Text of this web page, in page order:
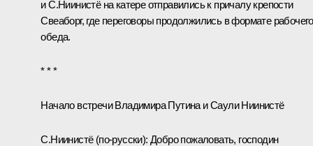
и С.Ниинистё на катере отправились к причалу крепости
Свеаборг, где переговоры продолжились в формате рабочего
обеда.
* * *
Начало встречи Владимира Путина и Саули Ниинистё
С.Ниинистё (по-русски): Добро пожаловать, господин